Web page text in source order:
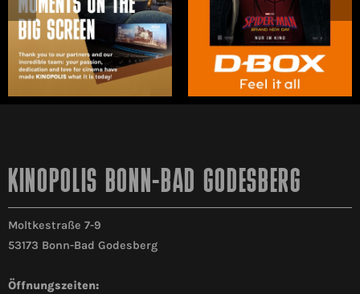
KINOPOLIS BONN-BAD GODESBERG
Moltkestraße 7-9
53173 Bonn-Bad Godesberg
Öffnungszeiten: